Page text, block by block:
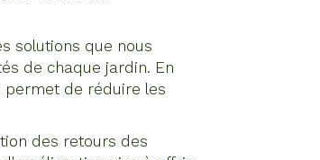
solutions que nous
de chaque jardin. En
permet de réduire les
des retours des